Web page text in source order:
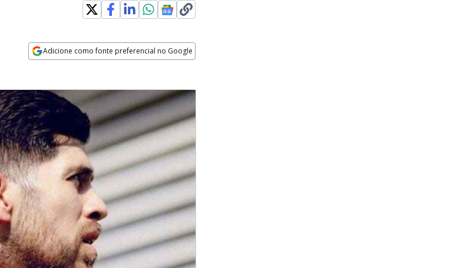
Adicione como fonte preferencial no Google